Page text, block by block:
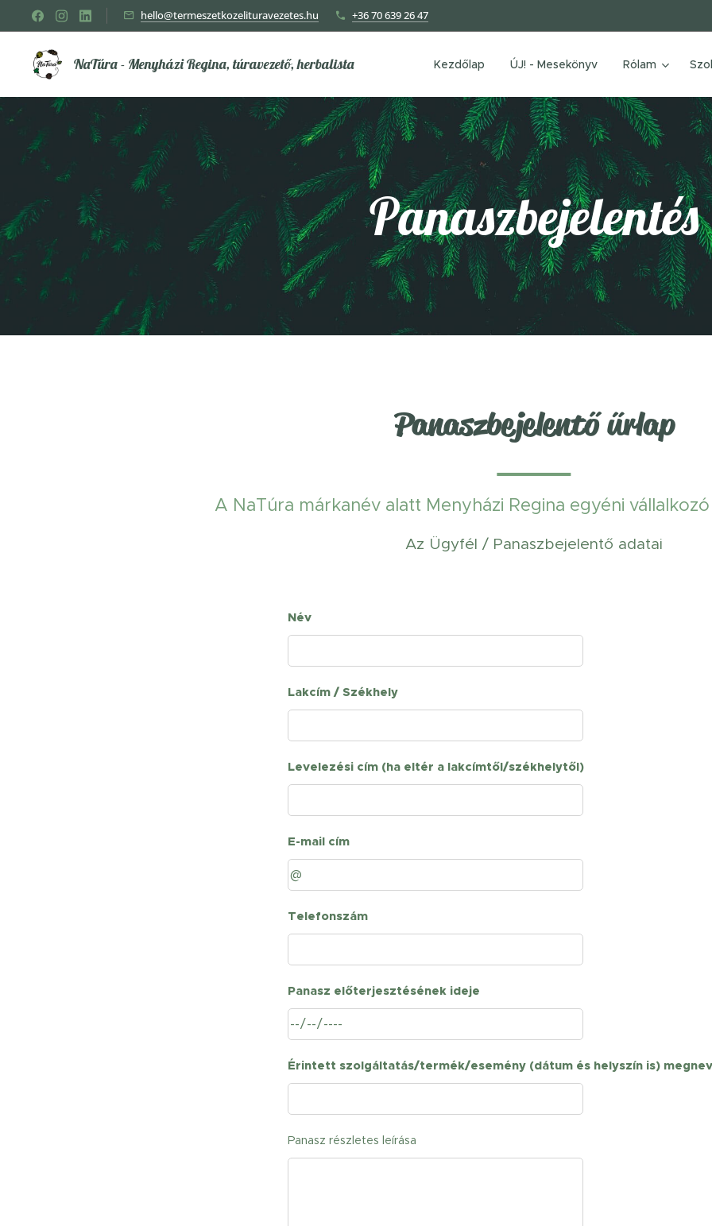
hello@termeszetkozelituravezetes.hu +36 70 639 26 47
NaTúra - Menyházi Regina, túravezető, herbalista Kezdőlap ÚJ! - Mesekönyv Rólam
Panaszbejelentés
Panaszbejelentő űrlap
A NaTúra márkanév alatt Menyházi Regina egyéni
Az Ügyfél / Panaszbejelentő adatai
Név
Lakcím / Székhely
Levelezési cím (ha eltér a lakcímtől/székhelytől)
E-mail cím
Telefonszám
Panasz előterjesztésének ideje
Érintett szolgáltatás/termék/esemény (dátum és helyszín is)
Panasz részletes leírása